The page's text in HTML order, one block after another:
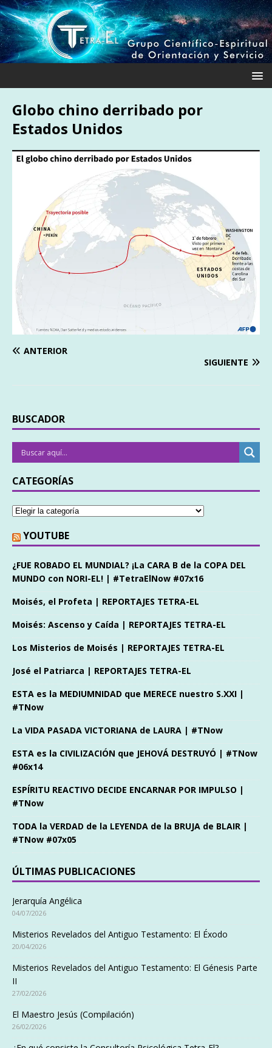
Globo chino derribado por
Estados Unidos
ANTERIOR
SIGUIENTE
BUSCADOR
CATEGORÍAS
YOUTUBE
¿FUE ROBADO EL MUNDIAL? ¡La CARA B de la COPA DEL
MUNDO con NORI-EL! | #TetraElNow #07x16
Moisés, el Profeta | REPORTAJES TETRA-EL
Moisés: Ascenso y Caída | REPORTAJES TETRA-EL
Los Misterios de Moisés | REPORTAJES TETRA-EL
José el Patriarca | REPORTAJES TETRA-EL
ESTA es la MEDIUMNIDAD que MERECE nuestro S.XXI |
#TNow
La VIDA PASADA VICTORIANA de LAURA | #TNow
ESTA es la CIVILIZACIÓN que JEHOVÁ DESTRUYÓ | #TNow
#06x14
ESPÍRITU REACTIVO DECIDE ENCARNAR POR IMPULSO |
#TNow
TODA la VERDAD de la LEYENDA de la BRUJA de BLAIR |
#TNow #07x05
ÚLTIMAS PUBLICACIONES
Jerarquía Angélica
04/07/2026
Misterios Revelados del Antiguo Testamento: El Éxodo
20/04/2026
Misterios Revelados del Antiguo Testamento: El Génesis Parte
II
27/02/2026
El Maestro Jesús (Compilación)
26/02/2026